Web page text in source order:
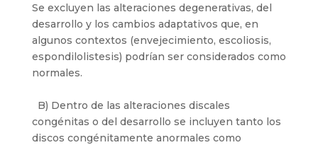
Se excluyen las alteraciones degenerativas, del
desarrollo y los cambios adaptativos que, en
algunos contextos (envejecimiento, escoliosis,
espondilolistesis) podrían ser considerados como
normales.
B) Dentro de las alteraciones discales
congénitas o del desarrollo se incluyen tanto los
discos congénitamente anormales como